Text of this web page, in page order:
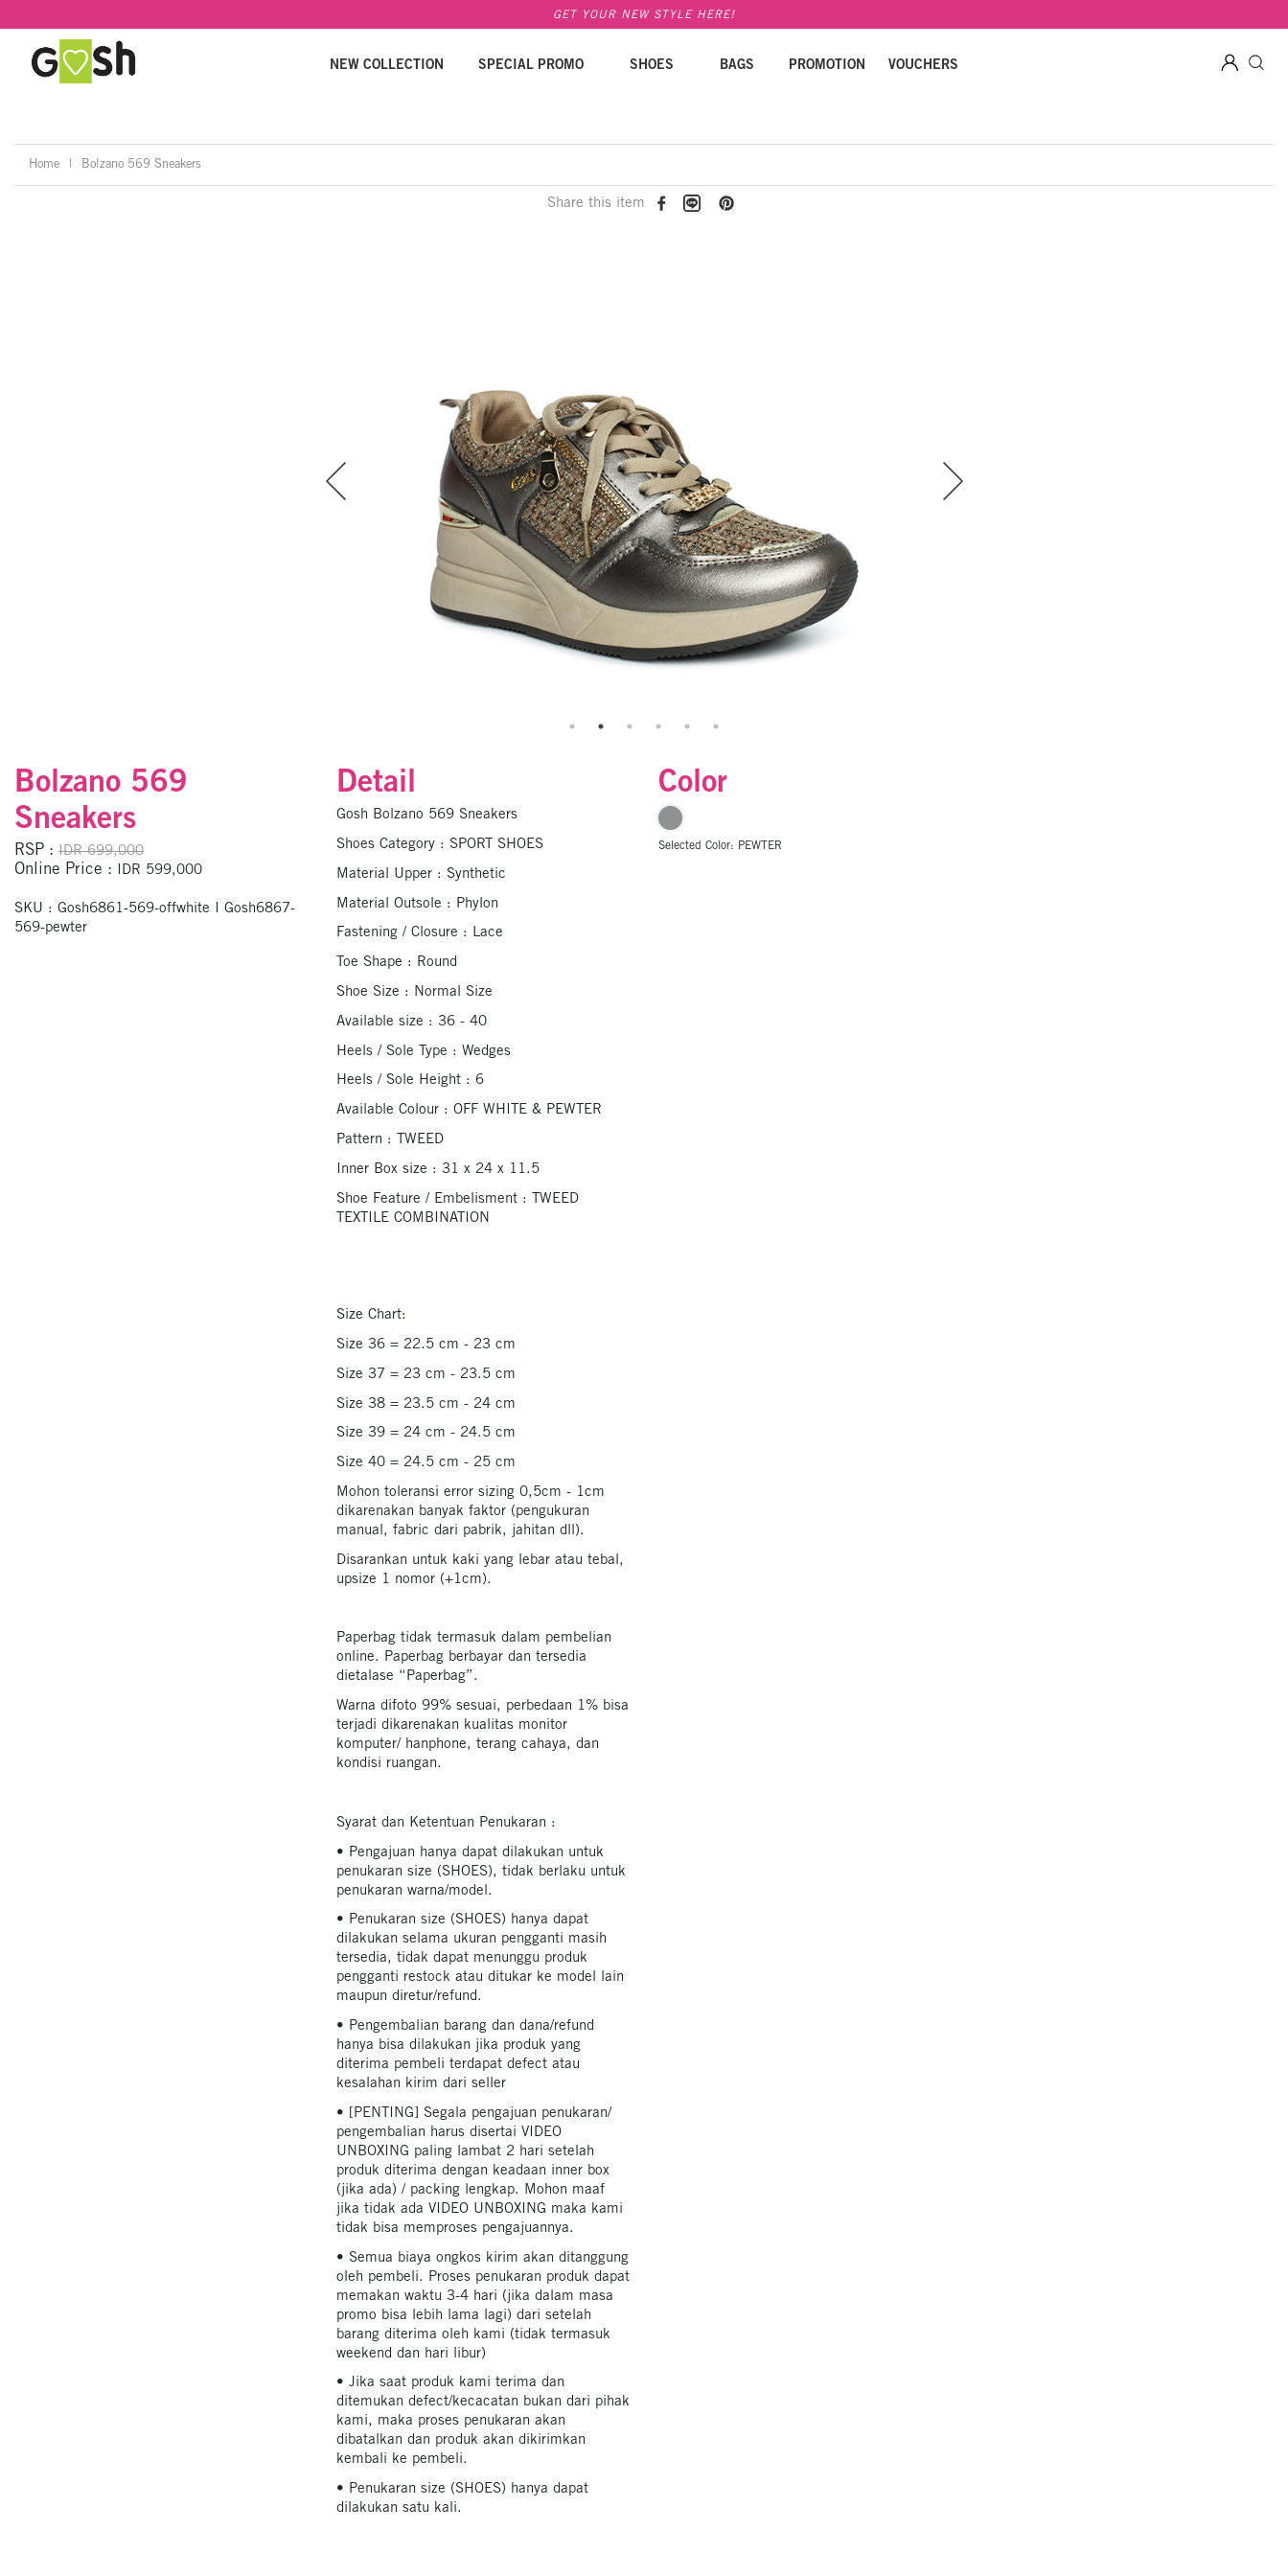
GET YOUR NEW STYLE HERE!
NEW COLLECTION SPECIAL PROMO SHOES BAGS PROMOTION VOUCHERS
Home | Bolzano 569 Sneakers
Share this item
Bolzano 569
Sneakers
RSP : IDR 699,000
Online Price : IDR 599,000
SKU : Gosh6861-569-offwhite I Gosh6867-
569-pewter
Detail
Gosh Bolzano 569 Sneakers
Shoes Category : SPORT SHOES
Material Upper : Synthetic
Material Outsole : Phylon
Fastening / Closure : Lace
Toe Shape : Round
Shoe Size : Normal Size
Available size : 36 - 40
Heels / Sole Type : Wedges
Heels / Sole Height : 6
Available Colour : OFF WHITE & PEWTER
Pattern : TWEED
Inner Box size : 31 x 24 x 11.5
Shoe Feature / Embelisment : TWEED
TEXTILE COMBINATION
Size Chart:
Size 36 = 22.5 cm - 23 cm
Size 37 = 23 cm - 23.5 cm
Size 38 = 23.5 cm - 24 cm
Size 39 = 24 cm - 24.5 cm
Size 40 = 24.5 cm - 25 cm
Mohon toleransi error sizing 0,5cm - 1cm
dikarenakan banyak faktor (pengukuran
manual, fabric dari pabrik, jahitan dll).
Disarankan untuk kaki yang lebar atau tebal,
upsize 1 nomor (+1cm).
Paperbag tidak termasuk dalam pembelian
online. Paperbag berbayar dan tersedia
dietalase “Paperbag”.
Warna difoto 99% sesuai, perbedaan 1% bisa
terjadi dikarenakan kualitas monitor
komputer/ hanphone, terang cahaya, dan
kondisi ruangan.
Syarat dan Ketentuan Penukaran :
• Pengajuan hanya dapat dilakukan untuk
penukaran size (SHOES), tidak berlaku untuk
penukaran warna/model.
• Penukaran size (SHOES) hanya dapat
dilakukan selama ukuran pengganti masih
tersedia, tidak dapat menunggu produk
pengganti restock atau ditukar ke model lain
maupun diretur/refund.
• Pengembalian barang dan dana/refund
hanya bisa dilakukan jika produk yang
diterima pembeli terdapat defect atau
kesalahan kirim dari seller
• [PENTING] Segala pengajuan penukaran/
pengembalian harus disertai VIDEO
UNBOXING paling lambat 2 hari setelah
produk diterima dengan keadaan inner box
(jika ada) / packing lengkap. Mohon maaf
jika tidak ada VIDEO UNBOXING maka kami
tidak bisa memproses pengajuannya.
• Semua biaya ongkos kirim akan ditanggung
oleh pembeli. Proses penukaran produk dapat
memakan waktu 3-4 hari (jika dalam masa
promo bisa lebih lama lagi) dari setelah
barang diterima oleh kami (tidak termasuk
weekend dan hari libur)
• Jika saat produk kami terima dan
ditemukan defect/kecacatan bukan dari pihak
kami, maka proses penukaran akan
dibatalkan dan produk akan dikirimkan
kembali ke pembeli.
• Penukaran size (SHOES) hanya dapat
dilakukan satu kali.
Color
Selected Color: PEWTER